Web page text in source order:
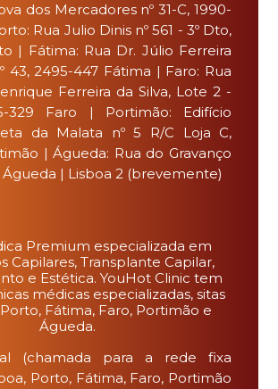
dos Mercadores nº 31-C, 1990-
Rua Julio Dinis nº 561 - 3º Dto,
| Fátima: Rua Dr. Júlio Ferreira
43, 2495-447 Fátima | Faro: Rua
Ferreira da Silva, Lote 2 -
329 Faro | Portimão: Edifício
da Malata nº 5 R/C Loja C,
| Águeda: Rua do Gravanço
Águeda | Lisboa 2 (brevemente)
Premium especializada em
Capilares, Transplante Capilar,
e Estética. YouHot Clinic tem
médicas especializadas, sitas
Fátima, Faro, Portimão e
Águeda.
(chamada para a rede fixa
Porto, Fátima, Faro, Portimão